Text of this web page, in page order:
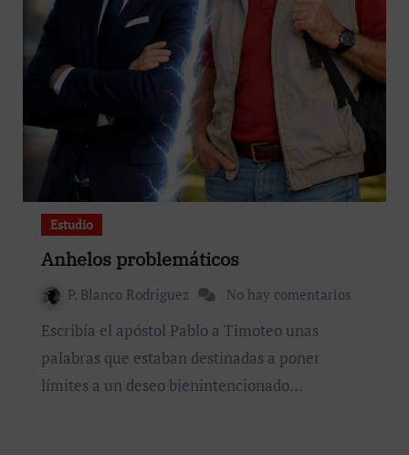
Estudio
Anhelos problemáticos
P. Blanco Rodríguez No hay comentarios
Escribía el apóstol Pablo a Timoteo unas
palabras que estaban destinadas a poner
límites a un deseo bienintencionado…